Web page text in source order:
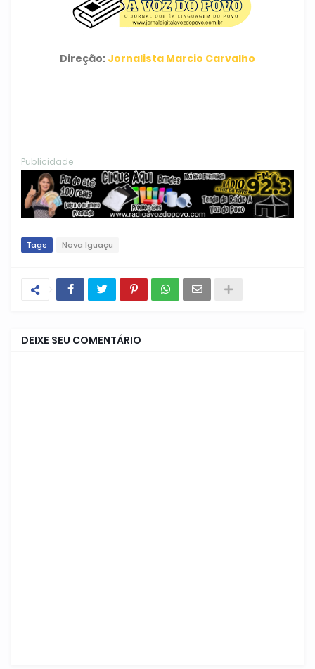
Direção: Jornalista Marcio Carvalho
Publicidade
Tags Nova Iguaçu
DEIXE SEU COMENTÁRIO